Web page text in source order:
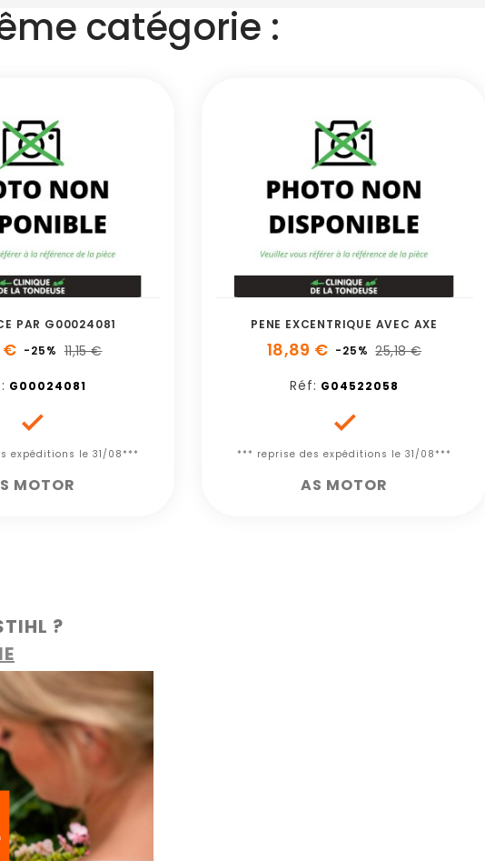
catégorie :
PAR G00024081
€ -25% 11,15 €
G00024081

expéditions le 31/08***
MOTOR
PENE EXCENTRIQUE AVEC AXE
18,89 € -25% 25,18 €
Réf: G04522058

*** reprise des expéditions le 31/08***
AS MOTOR
?